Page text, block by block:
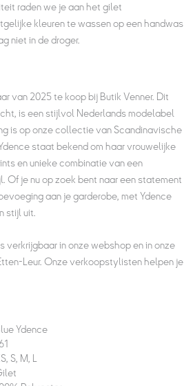
raden we je aan het gilet
kleuren te wassen op een handwas
niet in de droger.
van 2025 te koop bij Butik Venner. Dit
is een stijlvol Nederlands modelabel
is op onze collectie van Scandinavische
staat bekend om haar vrouwelijke
en unieke combinatie van een
Of je nu op zoek bent naar een statement
aan je garderobe, met Ydence
stijl uit.
verkrijgbaar in onze webshop en in onze
Leur. Onze verkoopstylisten helpen je
Ydence
S, M, L